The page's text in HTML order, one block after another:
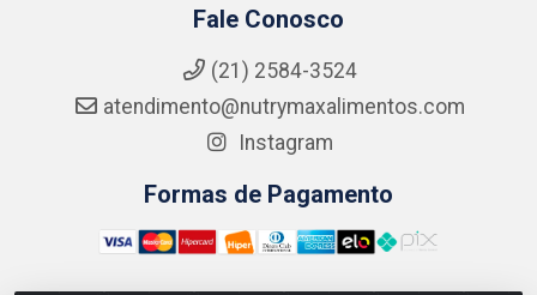
Fale Conosco
(21) 2584-3524
atendimento@nutrymaxalimentos.com
Instagram
Formas de Pagamento